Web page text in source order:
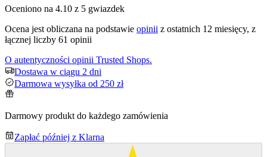
Oceniono na 4.10 z 5 gwiazdek
Ocena jest obliczana na podstawie opinii z ostatnich 12 miesięcy, z
łącznej liczby 61 opinii
O autentyczności opinii Trusted Shops.
Dostawa w ciągu 2 dni
Darmowa wysyłka od 250 zł
Darmowy produkt do każdego zamówienia
Zapłać później z Klarna